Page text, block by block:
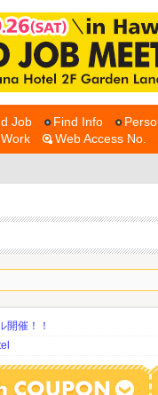
Job Find Info
Web Access No.
開催！！